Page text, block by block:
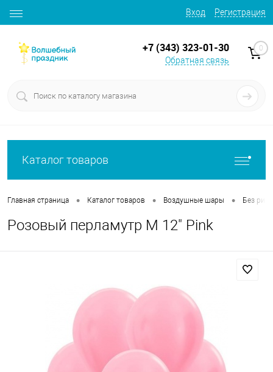
Вход Регистрация
+7 (343) 323-01-30
Обратная связь
0
Каталог товаров
Главная страница • Каталог товаров • Воздушные шары • Без
Розовый перламутр М 12" Pink